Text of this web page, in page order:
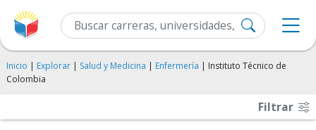
Inicio | Explorar | Salud y Medicina | Enfermería | Instituto Técnico de
Colombia
Filtrar